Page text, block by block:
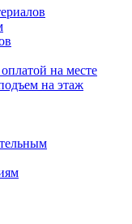
на месте
на этаж